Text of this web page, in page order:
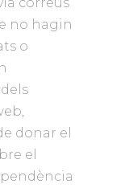
no hagin
o
donar el
el